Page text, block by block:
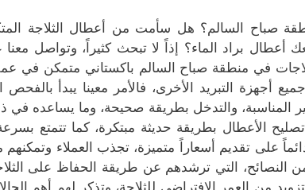
صباح السالم؟ هل سأمت من أعطال الثلاجة
براد الماء؟ إذاً لا تبحث كثيراً، وتواصل
في منطقة صباح السالم باكستاني متمكن في
أجهزة التبريد الأخرى، فالأمر معينا يبدأ بالفحص
المناسبة، والتدخل بطريقة صحيحة، وما يساعده
الأعطال بطريقة حديثة مبتكرة، كما تتمتع بسرعة
على تقديم أسعاراً متميزة، تجذب العملاء وتمكنهم من
النصائح، التي ترشدهم عن طريقة الحفاظ على
من العمر الافتراضي للثلاجة، وتذكر لهم أهم